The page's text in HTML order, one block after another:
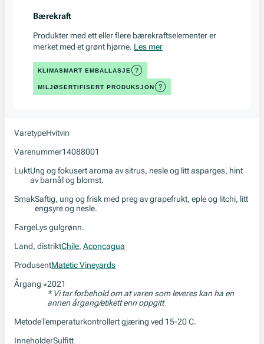
Bærekraft
Produkter med ett eller flere bærekraftselementer er
merket med et grønt hjørne. Les mer
KLIMASMART EMBALLASJE
MILJØSERTIFISERT PRODUKSJON
VaretypeHvitvin
Varenummer14088001
LuktUng og fokusert aroma av sitrus, nesle og litt asparges, hint
av barnål og blomst.
SmakSaftig, ung og frisk med preg av grapefrukt, eple og litchi, litt
engsyre og nesle.
FargeLys gulgrønn.
Land, distriktChile, Aconcagua
ProdusentMatetic Vineyards
Årgang *2021
* Vi tar forbehold om at varen som leveres kan ha en
annen årgang/etikett enn oppgitt
MetodeTemperaturkontrollert gjæring ved 15-20 C.
InneholderSulfitt